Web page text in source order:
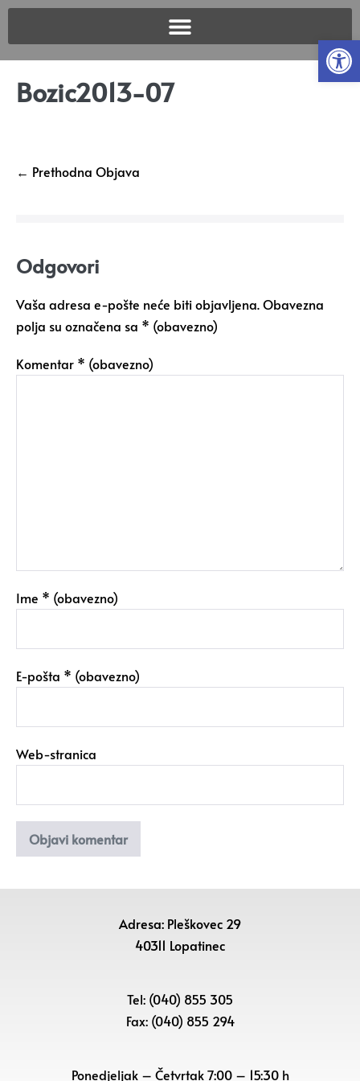
Bozic2013-07
← Prethodna Objava
Odgovori
Vaša adresa e-pošte neće biti objavljena.Obavezna
polja su označena sa * (obavezno)
Komentar * (obavezno)
Ime * (obavezno)
E-pošta * (obavezno)
Web-stranica
Adresa: Pleškovec 29
40311 Lopatinec
Tel: (040) 855 305
Fax: (040) 855 294
Ponedjeljak – Četvrtak 7:00 – 15:30 h